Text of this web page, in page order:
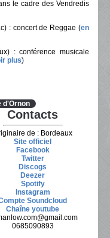
le cadre des Vendredis
: concert de Reggae (en
: conférence musicale
plus)
d'Ornon
Contacts
de : Bordeaux
Site officiel
Facebook
Twitter
Discogs
Deezer
Spotify
Instagram
Soundcloud
Chaîne youtube
0685090893